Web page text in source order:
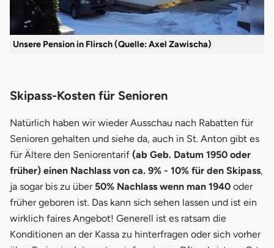
Unsere Pension in Flirsch (Quelle: Axel Zawischa)
Skipass-Kosten für Senioren
Natürlich haben wir wieder Ausschau nach Rabatten für
Senioren gehalten und siehe da, auch in St. Anton gibt es
für Ältere den Seniorentarif (ab Geb. Datum 1950 oder
früher) einen Nachlass von ca. 9% - 10% für den Skipass,
ja sogar bis zu über 50% Nachlass wenn man 1940 oder
früher geboren ist. Das kann sich sehen lassen und ist ein
wirklich faires Angebot! Generell ist es ratsam die
Konditionen an der Kassa zu hinterfragen oder sich vorher